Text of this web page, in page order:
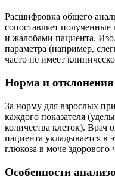
Расшифровка общего
сопоставляет полученные
и жалобами пациента.
параметра (например,
часто не имеет
Норма и отклонения
За норму для взрослых
каждого показателя
количества клеток). Врач
пациента укладывается в
глюкоза в моче здорового
Особенности